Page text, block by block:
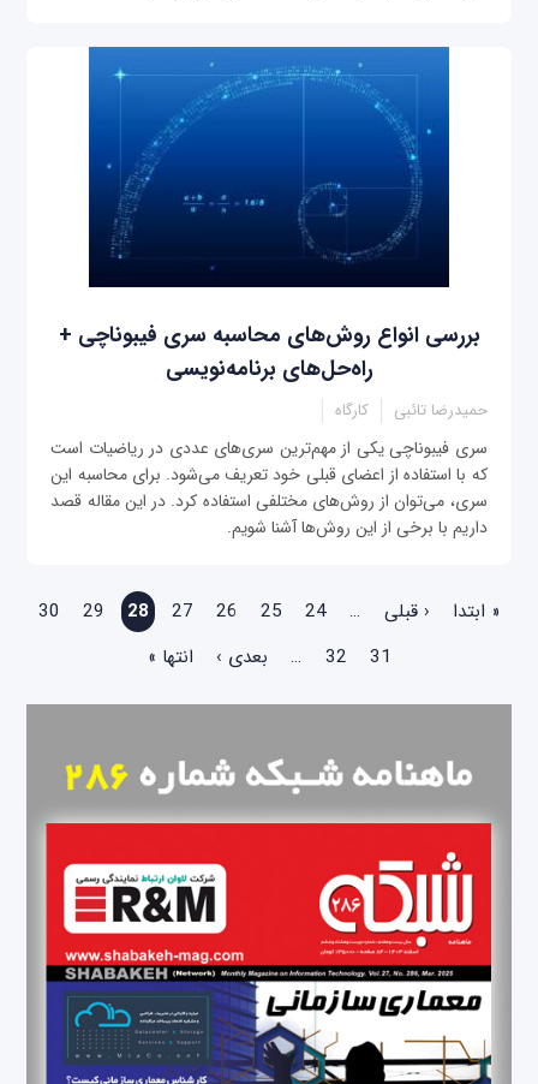
بررسی انواع روش‌های محاسبه سری فیبوناچی +
راه‌حل‌های برنامه‌نویسی
حمیدرضا تائبی کارگاه
سری فیبوناچی یکی از مهم‌ترین سری‌های عددی در ریاضیات است
که با استفاده از اعضای قبلی خود تعریف می‌شود. برای محاسبه این
سری، می‌توان از روش‌های مختلفی استفاده کرد. در این مقاله قصد
داریم با برخی از این روش‌ها آشنا شویم.
صفحه‌ها
« ابتدا ‹ قبلی …
24
25
26
27
28
29
30
31
32
… بعدی › انتها »